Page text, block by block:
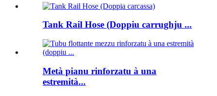
Tank Rail Hose (Doppiu carrughju ...
Metà pianu rinforzatu à una
estremità...